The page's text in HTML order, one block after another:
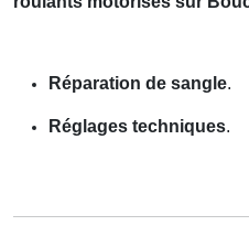
Réparation de sangle.
Réglages techniques.